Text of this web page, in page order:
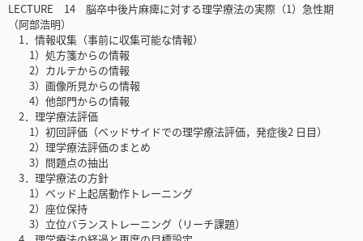
LECTURE 14 脳卒中後片麻痺に対する理学療法の実際（1）急性期
（阿部浩明）
1．情報収集（事前に収集可能な情報）
1）処方箋からの情報
2）カルテからの情報
3）画像所見からの情報
4）他部門からの情報
2．理学療法評価
1）初回評価（ベッドサイドでの理学療法評価，発症後2 日目）
2）理学療法評価のまとめ
3）問題点の抽出
3．理学療法の方針
1）ベッド上起居動作トレーニング
2）座位保持
3）立位バランストレーニング（リーチ課題）